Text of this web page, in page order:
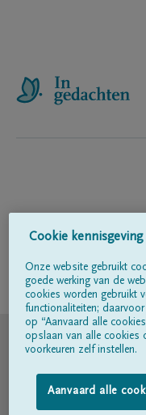
Volg ons op
Cookie kennisgeving
Onze website gebruikt
goede werking van de
cookies worden gebruikt
functionaliteiten;
op “Aanvaard alle
opslaan van alle cookies
voorkeuren zelf instellen.
Aanvaard alle